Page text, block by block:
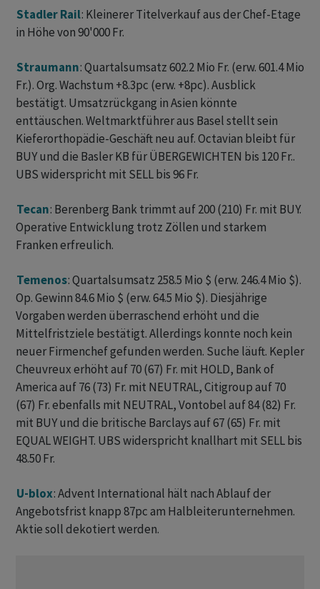
Stadler Rail: Kleinerer Titelverkauf aus der Chef-Etage
in Höhe von 90'000 Fr.
Straumann: Quartalsumsatz 602.2 Mio Fr. (erw. 601.4 Mio
Fr.). Org. Wachstum +8.3pc (erw. +8pc). Ausblick
bestätigt. Umsatzrückgang in Asien könnte
enttäuschen. Weltmarktführer aus Basel stellt sein
Kieferorthopädie-Geschäft neu auf. Octavian bleibt für
BUY und die Basler KB für ÜBERGEWICHTEN bis 120 Fr..
UBS widerspricht mit SELL bis 96 Fr.
Tecan: Berenberg Bank trimmt auf 200 (210) Fr. mit BUY.
Operative Entwicklung trotz Zöllen und starkem
Franken erfreulich.
Temenos: Quartalsumsatz 258.5 Mio $ (erw. 246.4 Mio $).
Op. Gewinn 84.6 Mio $ (erw. 64.5 Mio $). Diesjährige
Vorgaben werden überraschend erhöht und die
Mittelfristziele bestätigt. Allerdings konnte noch kein
neuer Firmenchef gefunden werden. Suche läuft. Kepler
Cheuvreux erhöht auf 70 (67) Fr. mit HOLD, Bank of
America auf 76 (73) Fr. mit NEUTRAL, Citigroup auf 70
(67) Fr. ebenfalls mit NEUTRAL, Vontobel auf 84 (82) Fr.
mit BUY und die britische Barclays auf 67 (65) Fr. mit
EQUAL WEIGHT. UBS widerspricht knallhart mit SELL bis
48.50 Fr.
U-blox: Advent International hält nach Ablauf der
Angebotsfrist knapp 87pc am Halbleiterunternehmen.
Aktie soll dekotiert werden.